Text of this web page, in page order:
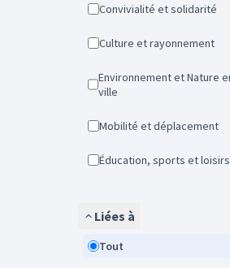
Convivialité et solidarité
Culture et rayonnement
Environnement et Nature en
ville
Mobilité et déplacement
Éducation, sports et loisirs
Liées à
Tout